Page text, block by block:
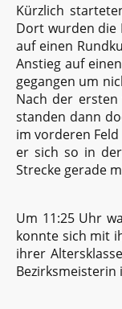
Kürzlich
Dort wurden die
auf einen
Anstieg auf
gegangen um
Nach der
standen dann
im vorderen
er sich so in
Strecke gerade
Um 11:25 Uhr
konnte sich mit
ihrer
Bezirksmeisterin